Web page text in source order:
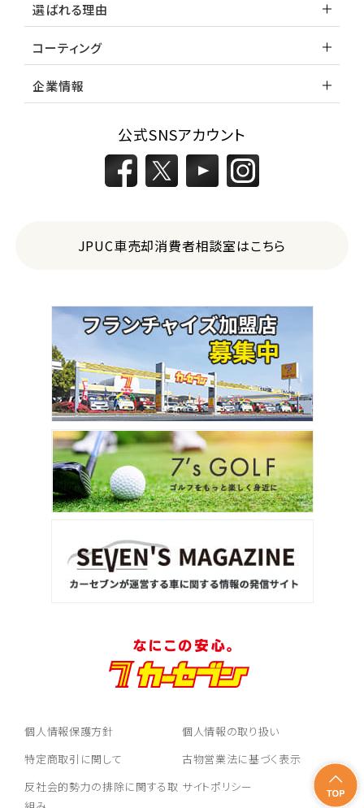
選ばれる理由
コーティング
企業情報
公式SNSアカウント
JPUC車売却消費者相談室はこちら
個人情報保護方針
個人情報の取り扱い
特定商取引に関して
古物営業法に基づく表示
反社会的勢力の排除に関する取 サイトポリシー